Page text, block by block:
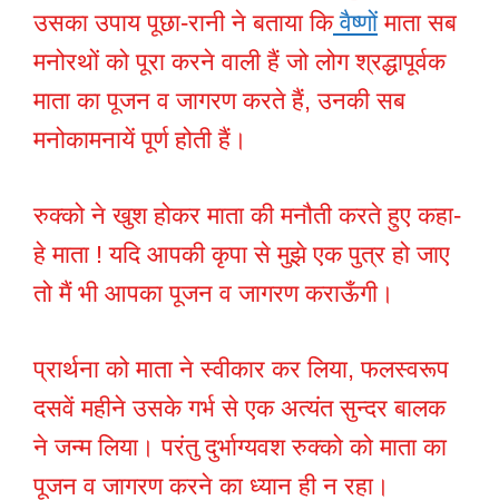
उसका उपाय पूछा-रानी ने बताया किवैष्णोंमाता सब
मनोरथों को पूरा करने वाली हैं जो लोग श्रद्धापूर्वक
माता का पूजन व जागरण करते हैं, उनकी सब
मनोकामनायें पूर्ण होती हैं।
रुक्को ने खुश होकर माता की मनौती करते हुए कहा-
हे माता ! यदि आपकी कृपा से मुझे एक पुत्र हो जाए
तो मैं भी आपका पूजन व जागरण कराऊँगी।
प्रार्थना को माता ने स्वीकार कर लिया, फलस्वरूप
दसवें महीने उसके गर्भ से एक अत्यंत सुन्दर बालक
ने जन्म लिया। परंतु दुर्भाग्यवश रुक्को को माता का
पूजन व जागरण करने का ध्यान ही न रहा।